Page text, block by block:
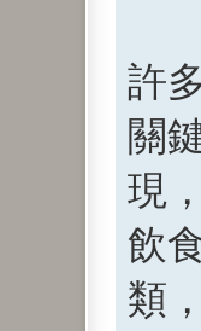
許
關
現
飲
類